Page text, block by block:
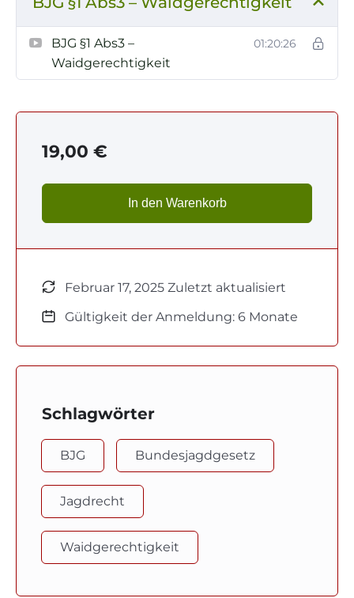
BJG §1 Abs3 –
Waidgerechtigkeit
01:20:26
19,00 €
In den Warenkorb
Februar 17, 2025 Zuletzt aktualisiert
Gültigkeit der Anmeldung: 6 Monate
Schlagwörter
BJG Bundesjagdgesetz
Jagdrecht
Waidgerechtigkeit